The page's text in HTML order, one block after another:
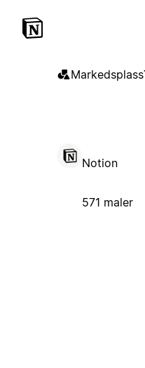
Markedsplass
Notion
571 maler